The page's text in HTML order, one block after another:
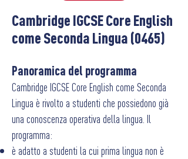
Cambridge IGCSE Core English
come Seconda Lingua (0465)
Panoramica del programma
Cambridge IGCSE Core English come Seconda
Lingua è rivolto a studenti che possiedono già
una conoscenza operativa della lingua. Il
programma:
è adatto a studenti la cui prima lingua non è